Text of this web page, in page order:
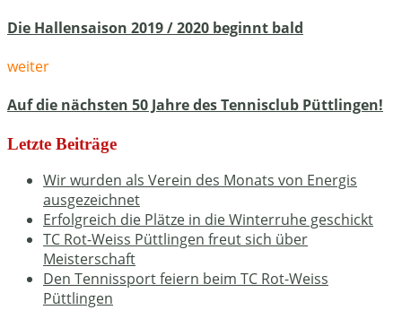
Die Hallensaison 2019 / 2020 beginnt bald
weiter
Auf die nächsten 50 Jahre des Tennisclub Püttlingen!
Letzte Beiträge
Wir wurden als Verein des Monats von Energis
ausgezeichnet
Erfolgreich die Plätze in die Winterruhe geschickt
TC Rot-Weiss Püttlingen freut sich über
Meisterschaft
Den Tennissport feiern beim TC Rot-Weiss
Püttlingen